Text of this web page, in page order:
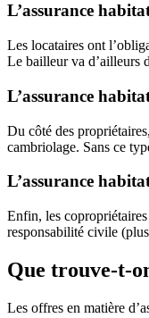
L’assurance
Les locataires ont
Le bailleur va d’ailleurs
L’assurance
Du côté des
cambriolage. Sans ce
L’assurance
Enfin, les
responsabilité civile
Que trouve-t-
Les offres en matière